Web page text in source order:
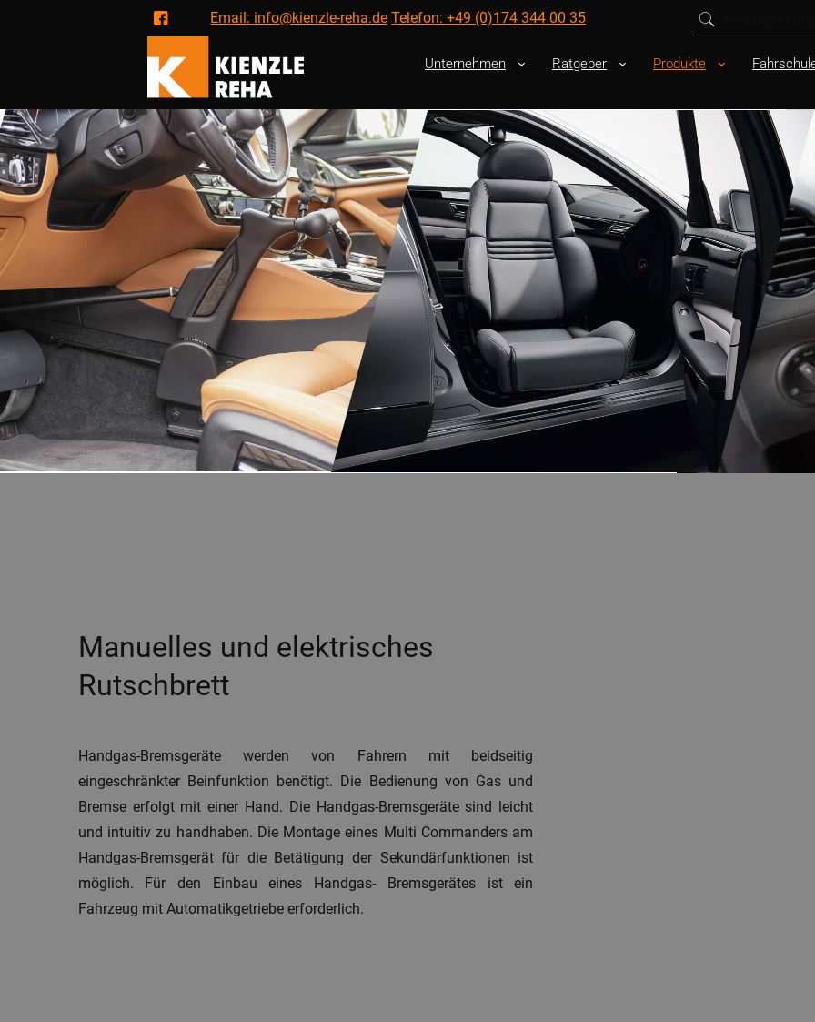
Email: info@kienzle-reha.de Telefon: +49 (0)174 344 00 35 Suche
Unternehmen Ratgeber Produkte
Manuelles und elektrisches
Rutschbrett
Handgas-Bremsgeräte werden von Fahrern mit beidseitig
eingeschränkter Beinfunktion benötigt. Die Bedienung von Gas und
Bremse erfolgt mit einer Hand. Die Handgas-Bremsgeräte sind leicht
und intuitiv zu handhaben. Die Montage eines Multi Commanders am
Handgas-Bremsgerät für die Betätigung der Sekundärfunktionen ist
möglich. Für den Einbau eines Handgas- Bremsgerätes ist ein
Fahrzeug mit Automatikgetriebe erforderlich.